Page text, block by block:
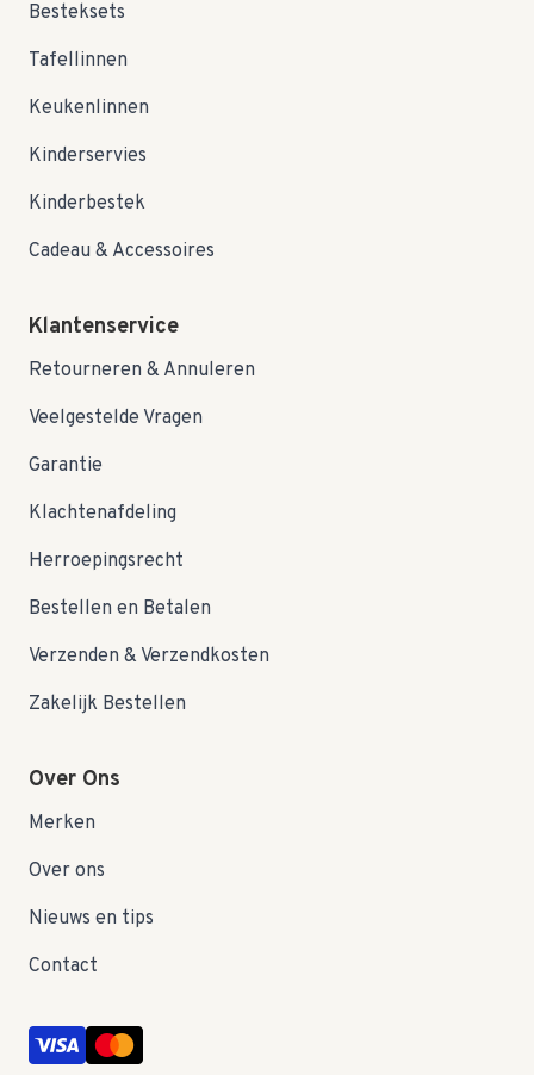
Besteksets
Tafellinnen
Keukenlinnen
Kinderservies
Kinderbestek
Cadeau & Accessoires
Klantenservice
Retourneren & Annuleren
Veelgestelde Vragen
Garantie
Klachtenafdeling
Herroepingsrecht
Bestellen en Betalen
Verzenden & Verzendkosten
Zakelijk Bestellen
Over Ons
Merken
Over ons
Nieuws en tips
Contact